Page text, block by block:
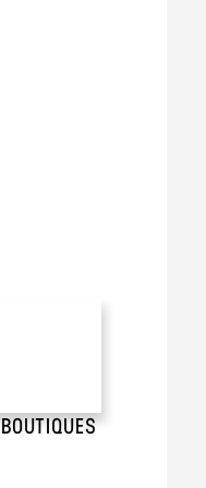
BOUTIQUES
add